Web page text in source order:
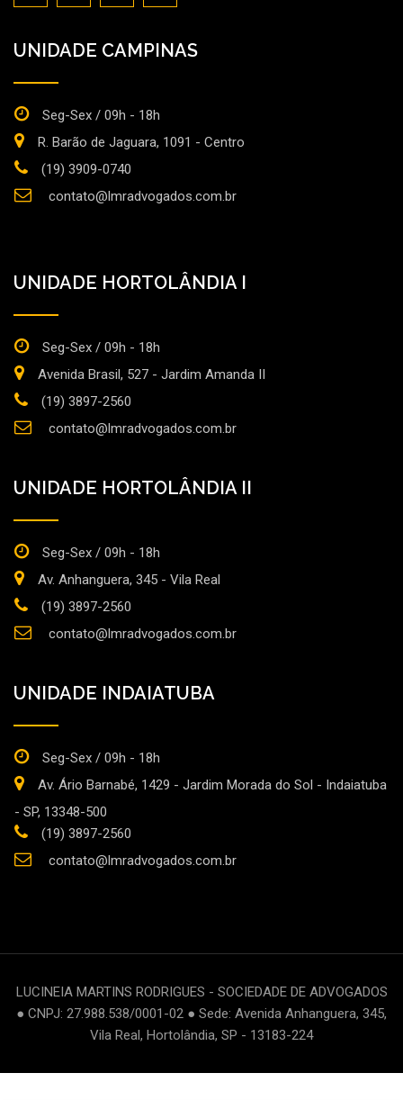
UNIDADE CAMPINAS
Seg-Sex / 09h - 18h
R. Barão de Jaguara, 1091 - Centro
(19) 3909-0740
contato@lmradvogados.com.br
UNIDADE HORTOLÂNDIA I
Seg-Sex / 09h - 18h
Avenida Brasil, 527 - Jardim Amanda II
(19) 3897-2560
contato@lmradvogados.com.br
UNIDADE HORTOLÂNDIA II
Seg-Sex / 09h - 18h
Av. Anhanguera, 345 - Vila Real
(19) 3897-2560
contato@lmradvogados.com.br
UNIDADE INDAIATUBA
Seg-Sex / 09h - 18h
Av. Ário Barnabé, 1429 - Jardim Morada do Sol - Indaiatuba
- SP, 13348-500
(19) 3897-2560
contato@lmradvogados.com.br
LUCINEIA MARTINS RODRIGUES - SOCIEDADE DE ADVOGADOS
● CNPJ: 27.988.538/0001-02 ● Sede: Avenida Anhanguera, 345,
Vila Real, Hortolândia, SP - 13183-224